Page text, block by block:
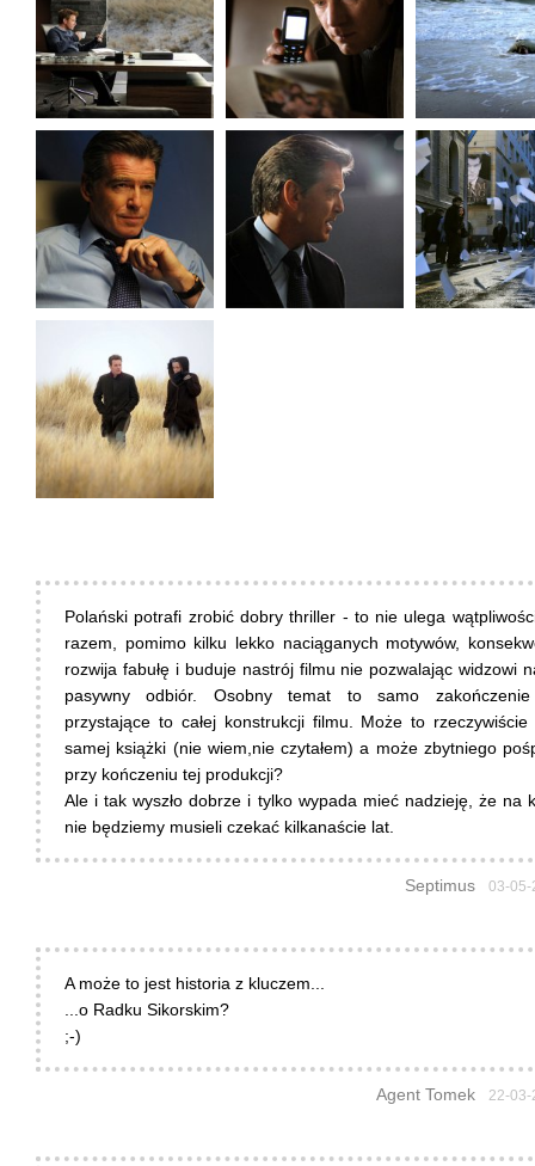
Polański potrafi zrobić dobry thriller - to nie ulega
razem, pomimo kilku lekko naciąganych motywów,
rozwija fabułę i buduje nastrój filmu nie pozwalając widzowi
pasywny odbiór. Osobny temat to samo
przystające to całej konstrukcji filmu. Może to rzeczywiście
samej książki (nie wiem,nie czytałem) a może zbytniego
przy kończeniu tej produkcji?
Ale i tak wyszło dobrze i tylko wypada mieć nadzieję, że na
nie będziemy musieli czekać kilkanaście lat.
Septimus 03-05-
A może to jest historia z kluczem...
...o Radku Sikorskim?
;-)
Agent Tomek 22-